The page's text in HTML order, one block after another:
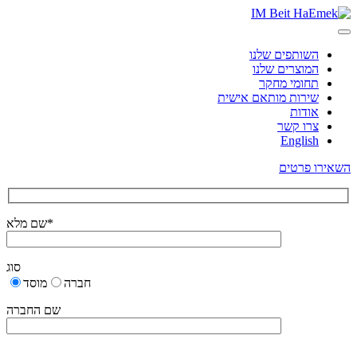
השותפים שלנו
המוצרים שלנו
תחומי מחקר
שירות מותאם אישית
אודות
צרו קשר
English
השאירו פרטים
שם מלא*
סוג
חברה
מוסד
שם החברה